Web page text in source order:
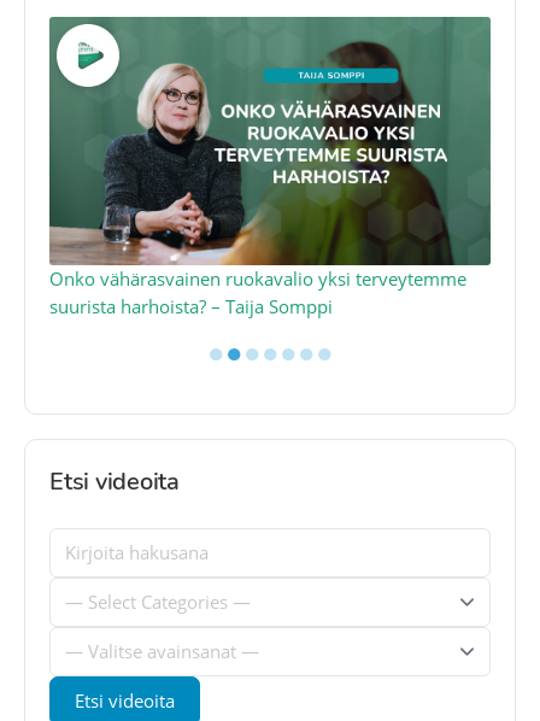
Onko vähärasvainen ruokavalio yksi terveytemme
suurista harhoista? – Taija Somppi
●●●●●●●
Etsi videoita